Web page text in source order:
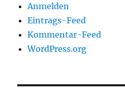
Anmelden
Eintrags-Feed
Kommentar-Feed
WordPress.org